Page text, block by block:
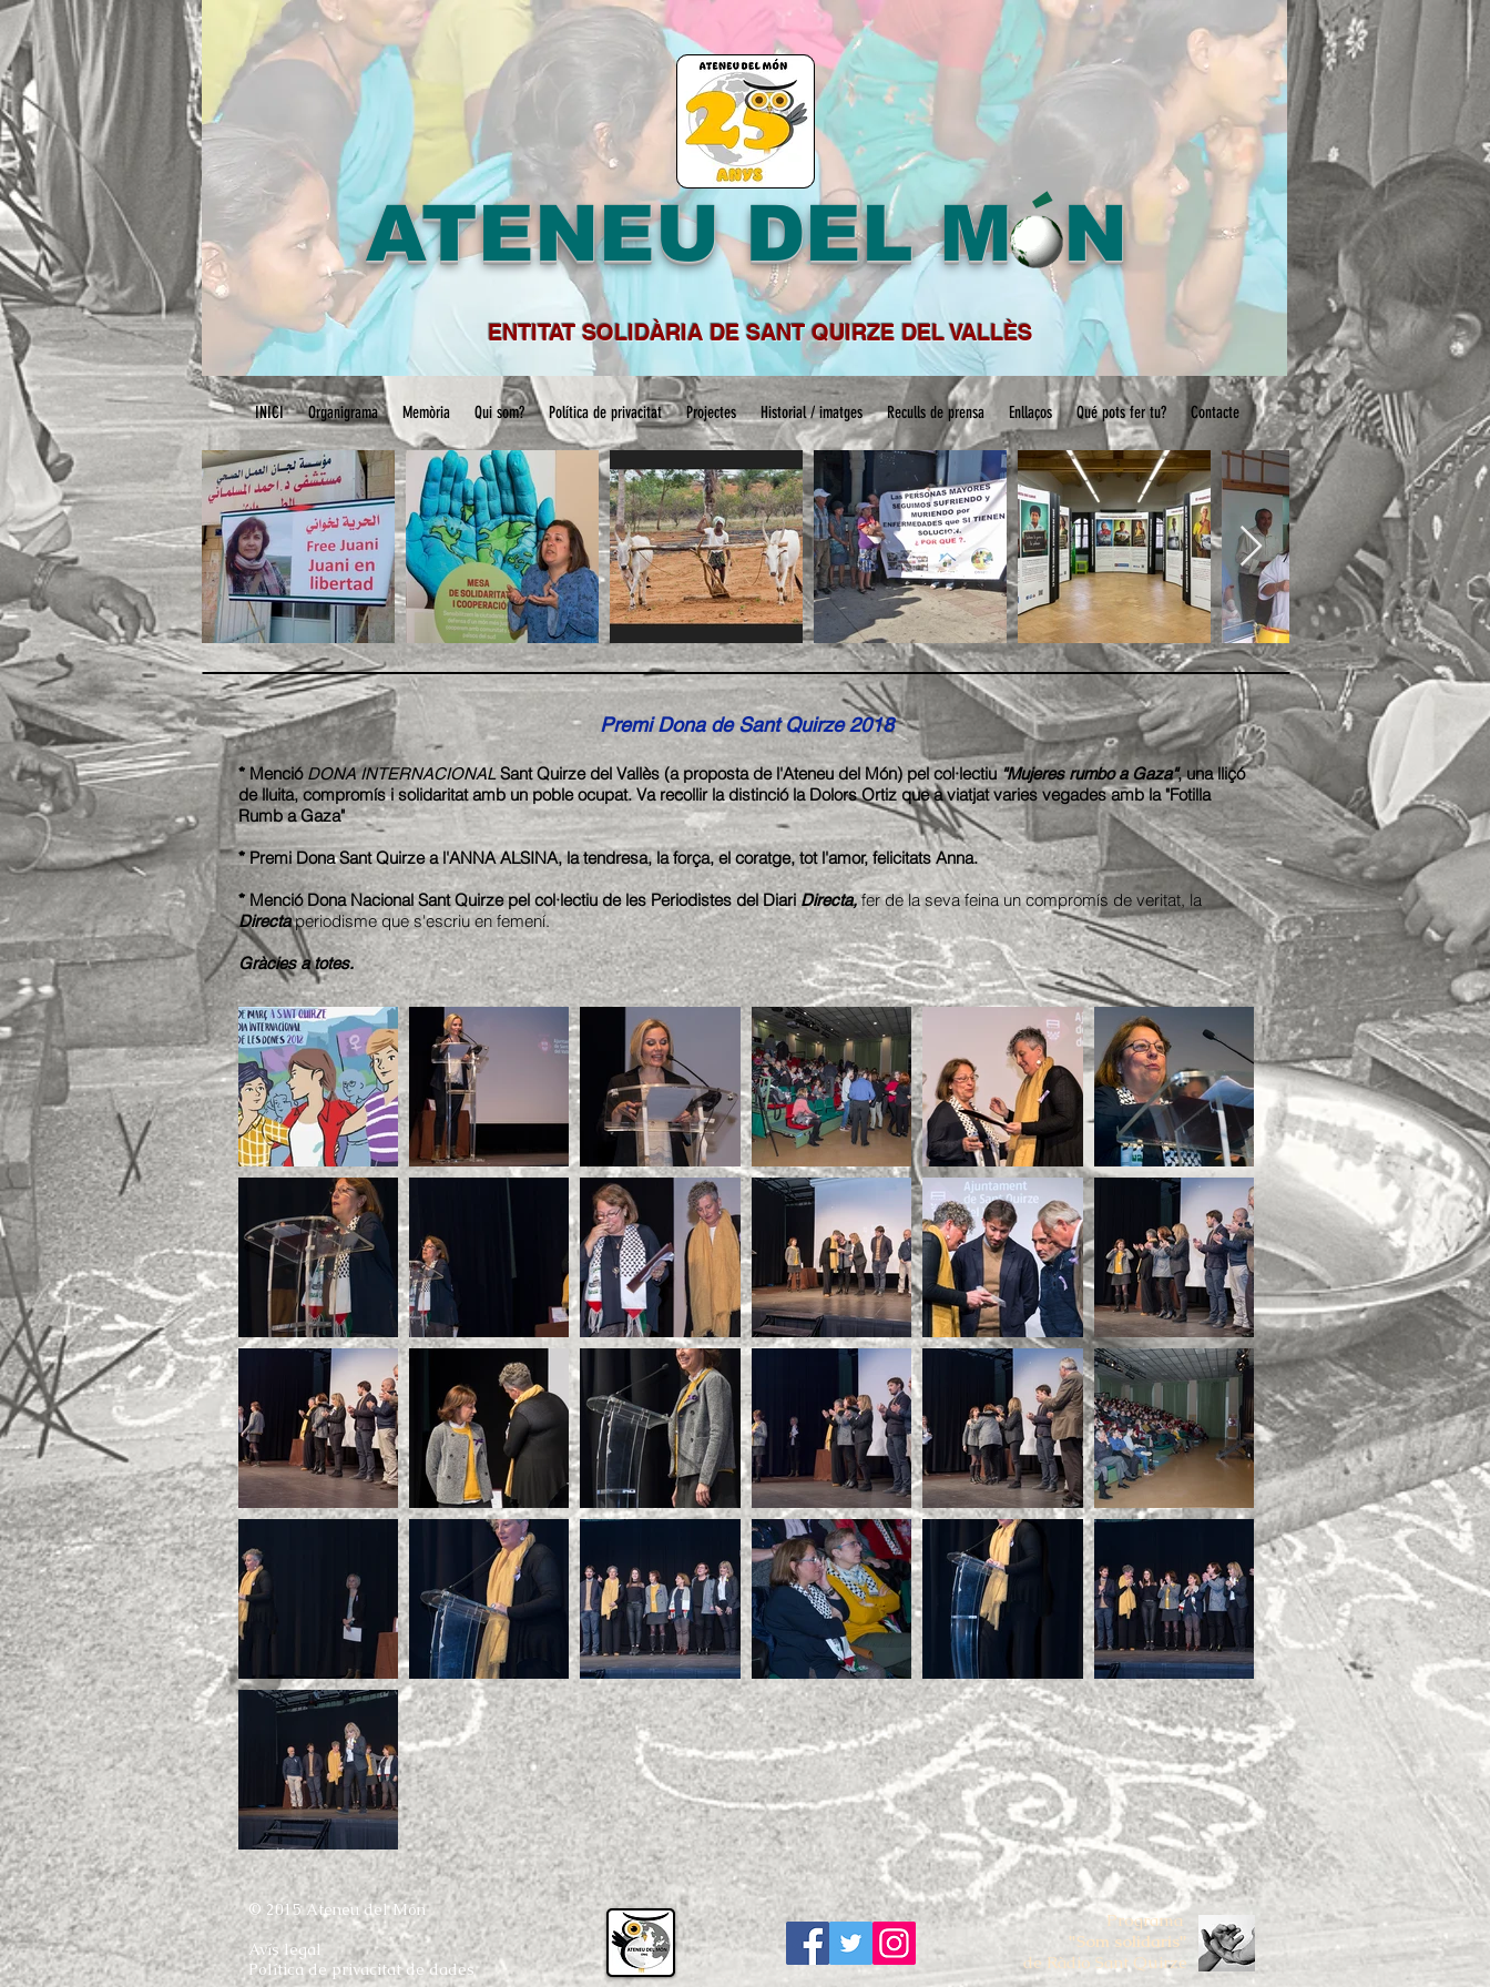
ATENEU DEL M N
´
ENTITAT SOLIDÀRIA DE SANT QUIRZE DEL VALLÈS
INICI Organigrama Memòria Qui som? Política de privacitat Projectes Historial / imatges Reculls de prensa Enllaços Qué pots fer tu? Contacte
Premi Dona de Sant Quirze 2018
* Menció DONA INTERNACIONALSant Quirze del Vallès (a proposta de l'Ateneu del Món) pel col·lectiu"Mujeres rumbo a Gaza", una lliçó
de lluita, compromís i solidaritat amb un poble ocupat. Va recollir la distinció la Dolors Ortiz que a viatjat varies vegades amb la "Fotilla
Rumb a Gaza"
*Premi Dona Sant Quirze a l'ANNA ALSINA, la tendresa, la força, el coratge, tot l'amor, felicitats Anna.
*Menció Dona Nacional Sant Quirze pel col·lectiu de les Periodistes del DiariDirecta,fer de la seva feina un compromís de veritat, la
Directaperiodisme que s'escriu en femení.
Gràcies a totes.
© 2015 Ateneu del Món
Avís legal
Política de privacitat de dades
Programa
"Som solidaris"
de Ràdio Sant Quirze